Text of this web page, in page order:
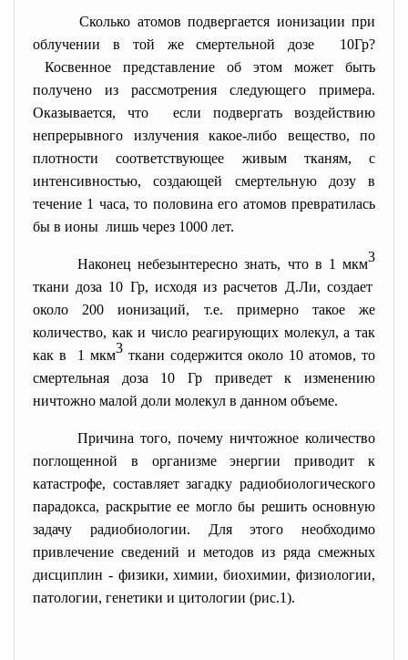
Сколько атомов подвергается ионизации при
облучении в той же смертельной дозе 10Гр?
Косвенное представление об этом может быть
получено из рассмотрения следующего примера.
Оказывается, что если подвергать воздействию
непрерывного излучения какое-либо вещество, по
плотности соответствующее живым тканям, с
интенсивностью, создающей смертельную дозу в
течение 1 часа, то половина его атомов превратилась
бы в ионы лишь через 1000 лет.
Наконец небезынтересно знать, что в 1 мкм3
ткани доза 10 Гр, исходя из расчетов Д.Ли, создает
около 200 ионизаций, т.е. примерно такое же
количество, как и число реагирующих молекул, а так
как в 1 мкм3 ткани содержится около 10 атомов, то
смертельная доза 10 Гр приведет к изменению
ничтожно малой доли молекул в данном объеме.
Причина того, почему ничтожное количество
поглощенной в организме энергии приводит к
катастрофе, составляет загадку радиобиологического
парадокса, раскрытие ее могло бы решить основную
задачу радиобиологии. Для этого необходимо
привлечение сведений и методов из ряда смежных
дисциплин - физики, химии, биохимии, физиологии,
патологии, генетики и цитологии (рис.1).